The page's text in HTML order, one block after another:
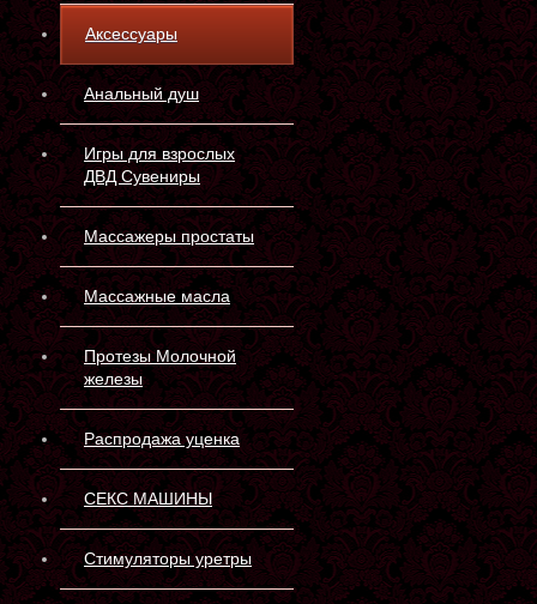
Аксессуары
Анальный душ
Игры для взрослых
ДВД Сувениры
Массажеры простаты
Массажные масла
Протезы Молочной
железы
Распродажа уценка
СЕКС МАШИНЫ
Стимуляторы уретры